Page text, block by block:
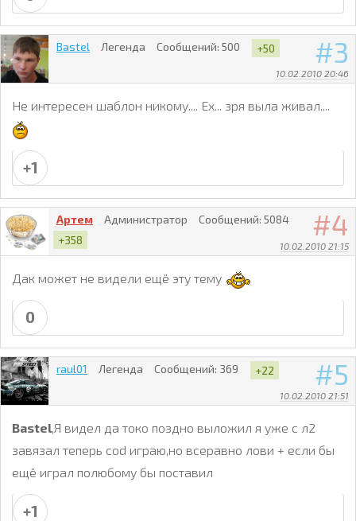
3
10.02.2010 20:46
Bastel Легенда Сообщений: 500 +50
Не интересен шаблон никому.... Ех... зря выла живал....
+1
4
10.02.2010 21:15
Артем Администратор Сообщений: 5084
+358
Дак может не видели ещё эту тему
0
5
10.02.2010 21:51
raul01 Легенда Сообщений: 369 +22
Bastel,Я видел да токо поздно выложил я уже с л2
завязал теперь cod играю,но всеравно лови + если бы
ещё играл полюбому бы поставил
+1